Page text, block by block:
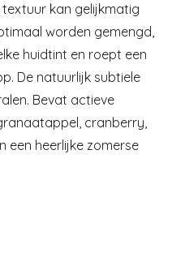
kan gelijkmatig
worden gemengd,
huidtint en roept een
De natuurlijk subtiele
Bevat actieve
cranberry,
een heerlijke zomerse